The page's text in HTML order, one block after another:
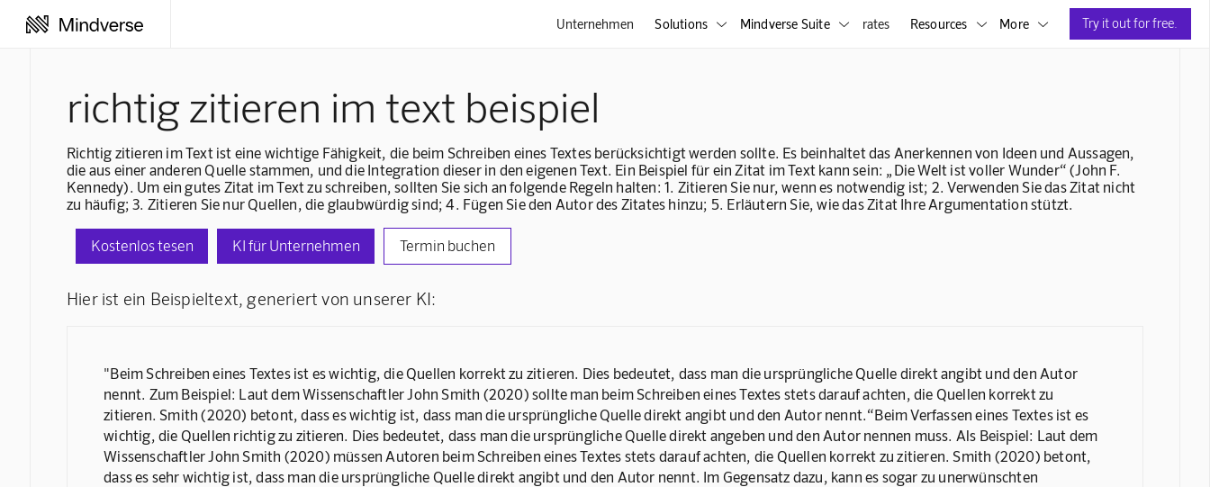
Unternehmen Solutions  Mindverse Suite  rates Resources  More  Try it out for free.
richtig zitieren im text beispiel
Richtig zitieren im Text ist eine wichtige Fähigkeit, die beim Schreiben eines Textes berücksichtigt werden sollte. Es beinhaltet das Anerkennen von Ideen und Aussagen,
die aus einer anderen Quelle stammen, und die Integration dieser in den eigenen Text. Ein Beispiel für ein Zitat im Text kann sein: „Die Welt ist voller Wunder“ (John F.
Kennedy). Um ein gutes Zitat im Text zu schreiben, sollten Sie sich an folgende Regeln halten: 1. Zitieren Sie nur, wenn es notwendig ist; 2. Verwenden Sie das Zitat nicht
zu häufig; 3. Zitieren Sie nur Quellen, die glaubwürdig sind; 4. Fügen Sie den Autor des Zitates hinzu; 5. Erläutern Sie, wie das Zitat Ihre Argumentation stützt.
Kostenlos tesen KI für Unternehmen Termin buchen
Hier ist ein Beispieltext, generiert von unserer KI:
"Beim Schreiben eines Textes ist es wichtig, die Quellen korrekt zu zitieren. Dies bedeutet, dass man die ursprüngliche Quelle direkt angibt und den Autor
nennt. Zum Beispiel: Laut dem Wissenschaftler John Smith (2020) sollte man beim Schreiben eines Textes stets darauf achten, die Quellen korrekt zu
zitieren. Smith (2020) betont, dass es wichtig ist, dass man die ursprüngliche Quelle direkt angibt und den Autor nennt.“Beim Verfassen eines Textes ist es
wichtig, die Quellen richtig zu zitieren. Dies bedeutet, dass man die ursprüngliche Quelle direkt angeben und den Autor nennen muss. Als Beispiel: Laut dem
Wissenschaftler John Smith (2020) müssen Autoren beim Schreiben eines Textes stets darauf achten, die Quellen korrekt zu zitieren. Smith (2020) betont,
dass es sehr wichtig ist, dass man die ursprüngliche Quelle direkt angibt und den Autor nennt. Im Gegensatz dazu, kann es sogar zu unerwünschten